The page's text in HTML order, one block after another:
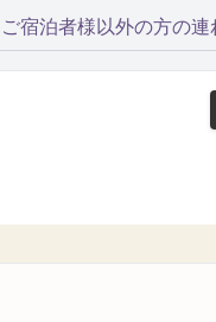
ご宿泊者様以外の方の連